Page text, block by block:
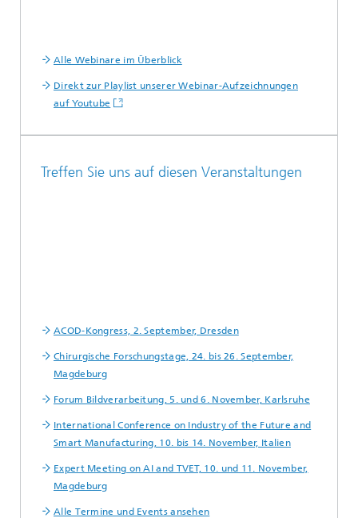
Alle Webinare im Überblick
Direkt zur Playlist unserer Webinar-Aufzeichnungen
auf Youtube
Treffen Sie uns auf diesen Veranstaltungen
ACOD-Kongress, 2. September, Dresden
Chirurgische Forschungstage, 24. bis 26. September,
Magdeburg
Forum Bildverarbeitung, 5. und 6. November, Karlsruhe
International Conference on Industry of the Future and
Smart Manufacturing, 10. bis 14. November, Italien
Expert Meeting on AI and TVET, 10. und 11. November,
Magdeburg
Alle Termine und Events ansehen